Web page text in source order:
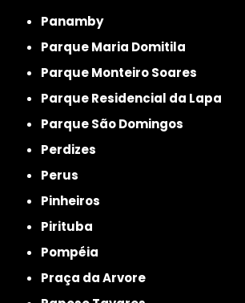
Panamby
Parque Maria Domitila
Parque Monteiro Soares
Parque Residencial da Lapa
Parque São Domingos
Perdizes
Perus
Pinheiros
Pirituba
Pompéia
Praça da Arvore